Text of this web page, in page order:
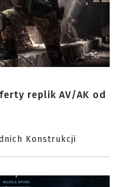
replik AV/AK od
Konstrukcji